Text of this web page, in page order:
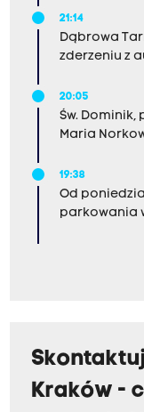
21:14
Dąbrowa
zderzeniu z
20:05
Św. Dominik,
Maria
19:38
Od
parkowania
Kraków -